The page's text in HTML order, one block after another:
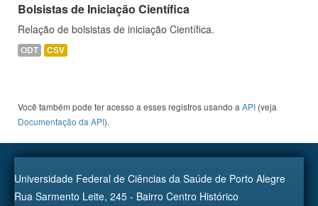
Bolsistas de Iniciação Científica
Relação de bolsistas de iniciação Científica.
ODT CSV
Você também pode ter acesso a esses registros usando a API (veja
Documentação da API).
Universidade Federal de Ciências da Saúde de Porto Alegre
Rua Sarmento Leite, 245 - Bairro Centro Histórico